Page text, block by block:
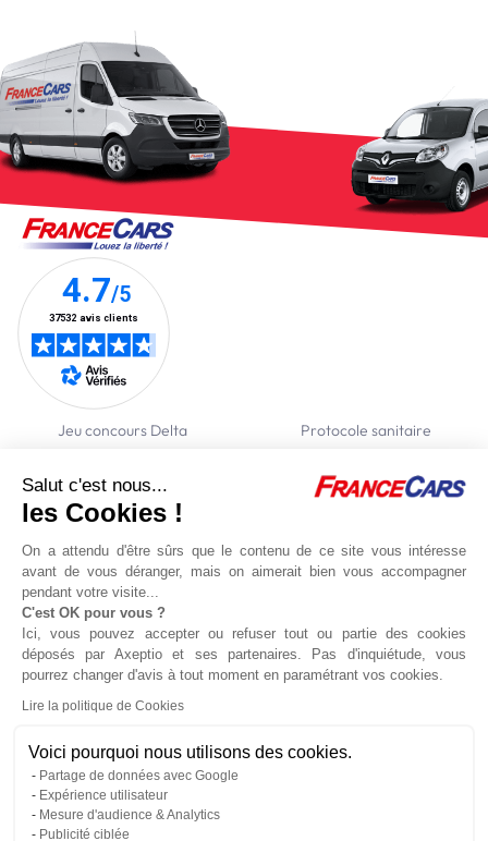
Salut c'est nous...
les Cookies !
On a attendu d'être sûrs que le contenu de ce site vous intéresse
avant de vous déranger, mais on aimerait bien vous accompagner
pendant votre visite...
C'est OK pour vous ?
Ici, vous pouvez accepter ou refuser tout ou partie des cookies
déposés par Axeptio et ses partenaires. Pas d'inquiétude, vous
pourrez changer d'avis à tout moment en paramétrant vos cookies.
Lire la politique de Cookies
Voici pourquoi nous utilisons des cookies.
Partage de données avec Google
Expérience utilisateur
Mesure d'audience & Analytics
Publicité ciblée
Jeu concours Delta
Protocole sanitaire
Actualités
Recrutement
Nous contacter
Location voitures Location utilitaires
Conditions de réservation en ligne
Conditions générales
Mentions
légales
Politique de gestion des cookies
© France Cars 2026 -